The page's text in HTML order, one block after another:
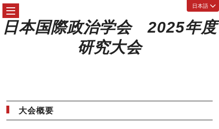
日本国際政治学会 2025年度
研究大会
大会概要